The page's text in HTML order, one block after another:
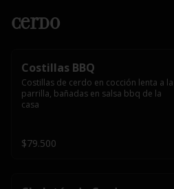
Cerdo
Costillas BBQ
Costillas de cerdo en cocción lenta a la
parrilla, bañadas en salsa bbq de la
casa
$79.500